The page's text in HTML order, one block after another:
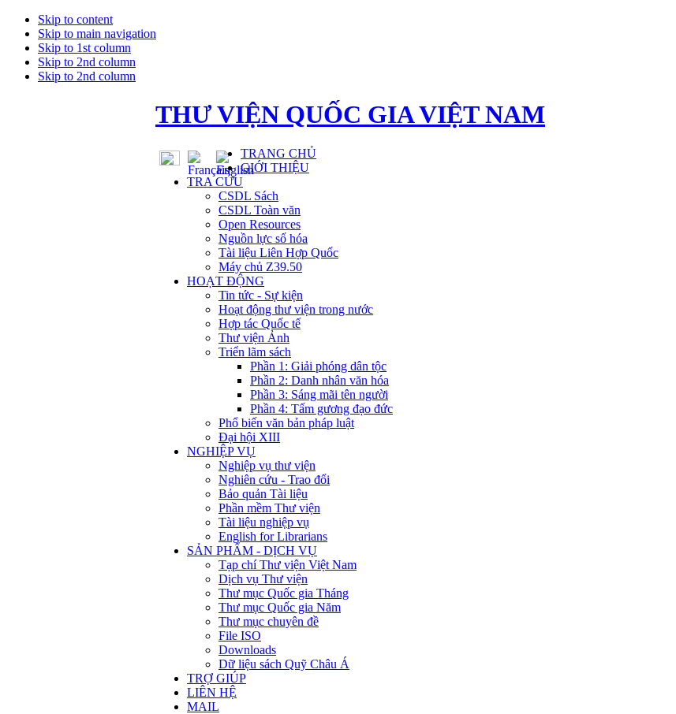
Skip to content
Skip to main navigation
Skip to 1st column
Skip to 2nd column
Skip to 2nd column
THƯ VIỆN QUỐC GIA VIỆT NAM
TRANG CHỦ
GIỚI THIỆU
TRA CỨU
CSDL Sách
CSDL Toàn văn
Open Resources
Nguồn lực số hóa
Tài liệu Liên Hợp Quốc
Máy chủ Z39.50
HOẠT ĐỘNG
Tin tức - Sự kiện
Hoạt động thư viện trong nước
Hợp tác Quốc tế
Thư viện Ảnh
Triển lãm sách
Phần 1: Giải phóng dân tộc
Phần 2: Danh nhân văn hóa
Phần 3: Sáng mãi tên người
Phần 4: Tấm gương đạo đức
Phổ biến văn bản pháp luật
Đại hội XIII
NGHIỆP VỤ
Nghiệp vụ thư viện
Nghiên cứu - Trao đổi
Bảo quản Tài liệu
Phần mềm Thư viện
Tài liệu nghiệp vụ
English for Librarians
SẢN PHẨM - DỊCH VỤ
Tạp chí Thư viện Việt Nam
Dịch vụ Thư viện
Thư mục Quốc gia Tháng
Thư mục Quốc gia Năm
Thư mục chuyên đề
File ISO
Downloads
Dữ liệu sách Quỹ Châu Á
TRỢ GIÚP
LIÊN HỆ
MAIL